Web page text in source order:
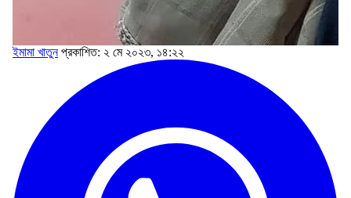
ইমামা খাতুন প্রকাশিত: ২ মে ২০২৩, ১৪:২২